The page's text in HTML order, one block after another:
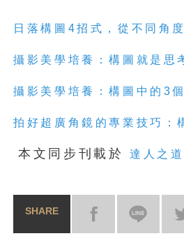
日落構圖4招式，從不同角
攝影美學培養：構圖就是思
攝影美學培養：構圖中的3
拍好超廣角鏡的專業技巧：
本文同步刊載於 達人之
SHARE